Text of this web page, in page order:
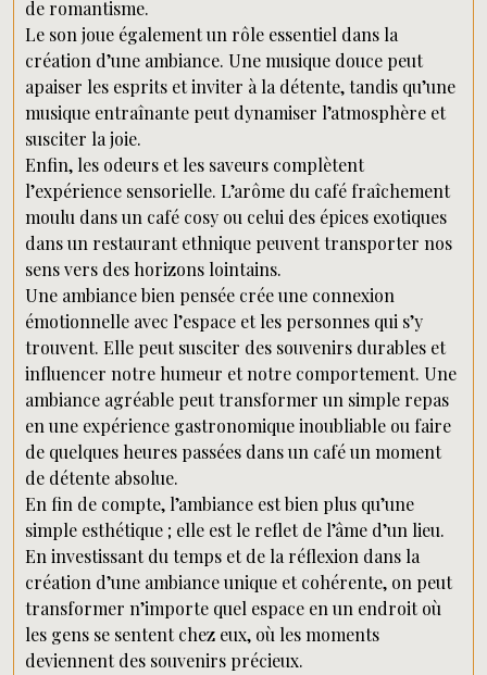
de romantisme.
Le son joue également un rôle essentiel dans la
création d’une ambiance. Une musique douce peut
apaiser les esprits et inviter à la détente, tandis qu’une
musique entraînante peut dynamiser l’atmosphère et
susciter la joie.
Enfin, les odeurs et les saveurs complètent
l’expérience sensorielle. L’arôme du café fraîchement
moulu dans un café cosy ou celui des épices exotiques
dans un restaurant ethnique peuvent transporter nos
sens vers des horizons lointains.
Une ambiance bien pensée crée une connexion
émotionnelle avec l’espace et les personnes qui s’y
trouvent. Elle peut susciter des souvenirs durables et
influencer notre humeur et notre comportement. Une
ambiance agréable peut transformer un simple repas
en une expérience gastronomique inoubliable ou faire
de quelques heures passées dans un café un moment
de détente absolue.
En fin de compte, l’ambiance est bien plus qu’une
simple esthétique ; elle est le reflet de l’âme d’un lieu.
En investissant du temps et de la réflexion dans la
création d’une ambiance unique et cohérente, on peut
transformer n’importe quel espace en un endroit où
les gens se sentent chez eux, où les moments
deviennent des souvenirs précieux.